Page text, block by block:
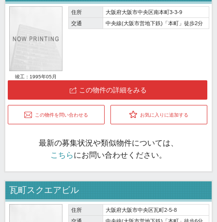
竣工：1995年05月
住所
大阪府大阪市中央区南本町3-3-9
交通
中央線(大阪市営地下鉄)「本町」徒歩2分
この物件の詳細をみる
この物件を問い合わせる お気に入りに追加する
最新の募集状況や類似物件については、
こちらにお問い合わせください。
瓦町スクエアビル
住所
大阪府大阪市中央区瓦町2-5-8